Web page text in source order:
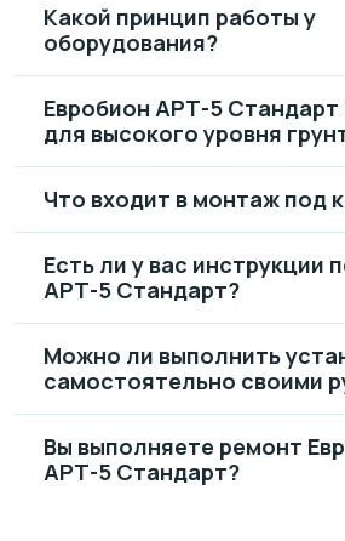
Какой принцип работы у
оборудования?
Евробион АРТ-5
для высокого уровня
Что входит в монтаж под
Есть ли у вас инструкции
АРТ-5 Стандарт?
Можно ли выполнить
самостоятельно своими
Вы выполняете ремонт
АРТ-5 Стандарт?